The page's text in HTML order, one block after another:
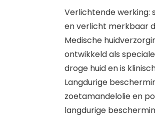
Verlichtende
en verlicht merkbaar
Medische
ontwikkeld als
droge huid en is
Langdurige
zoetamandelolie en
langdurige